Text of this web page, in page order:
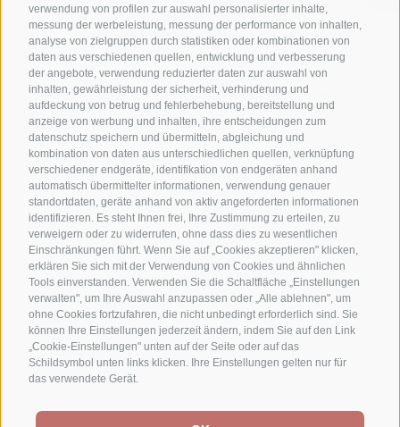
verwendung von profilen zur auswahl personalisierter inhalte,
messung der werbeleistung, messung der performance von inhalten,
analyse von zielgruppen durch statistiken oder kombinationen von
daten aus verschiedenen quellen, entwicklung und verbesserung
der angebote, verwendung reduzierter daten zur auswahl von
inhalten, gewährleistung der sicherheit, verhinderung und
aufdeckung von betrug und fehlerbehebung, bereitstellung und
anzeige von werbung und inhalten, ihre entscheidungen zum
datenschutz speichern und übermitteln, abgleichung und
kombination von daten aus unterschiedlichen quellen, verknüpfung
verschiedener endgeräte, identifikation von endgeräten anhand
automatisch übermittelter informationen, verwendung genauer
standortdaten, geräte anhand von aktiv angeforderten informationen
identifizieren. Es steht Ihnen frei, Ihre Zustimmung zu erteilen, zu
verweigern oder zu widerrufen, ohne dass dies zu wesentlichen
Einschränkungen führt. Wenn Sie auf „Cookies akzeptieren" klicken,
erklären Sie sich mit der Verwendung von Cookies und ähnlichen
Tools einverstanden. Verwenden Sie die Schaltfläche „Einstellungen
verwalten", um Ihre Auswahl anzupassen oder „Alle ablehnen", um
ohne Cookies fortzufahren, die nicht unbedingt erforderlich sind. Sie
können Ihre Einstellungen jederzeit ändern, indem Sie auf den Link
„Cookie-Einstellungen" unten auf der Seite oder auf das
Schildsymbol unten links klicken. Ihre Einstellungen gelten nur für
das verwendete Gerät.
IMPRESSUM SITEMAP
BARRIEREFREIHEIT
COOKIE-RICHTLINIE
PRIVACY COOKIE PRÄFERENZEN
CREATED WITH PASSION BY